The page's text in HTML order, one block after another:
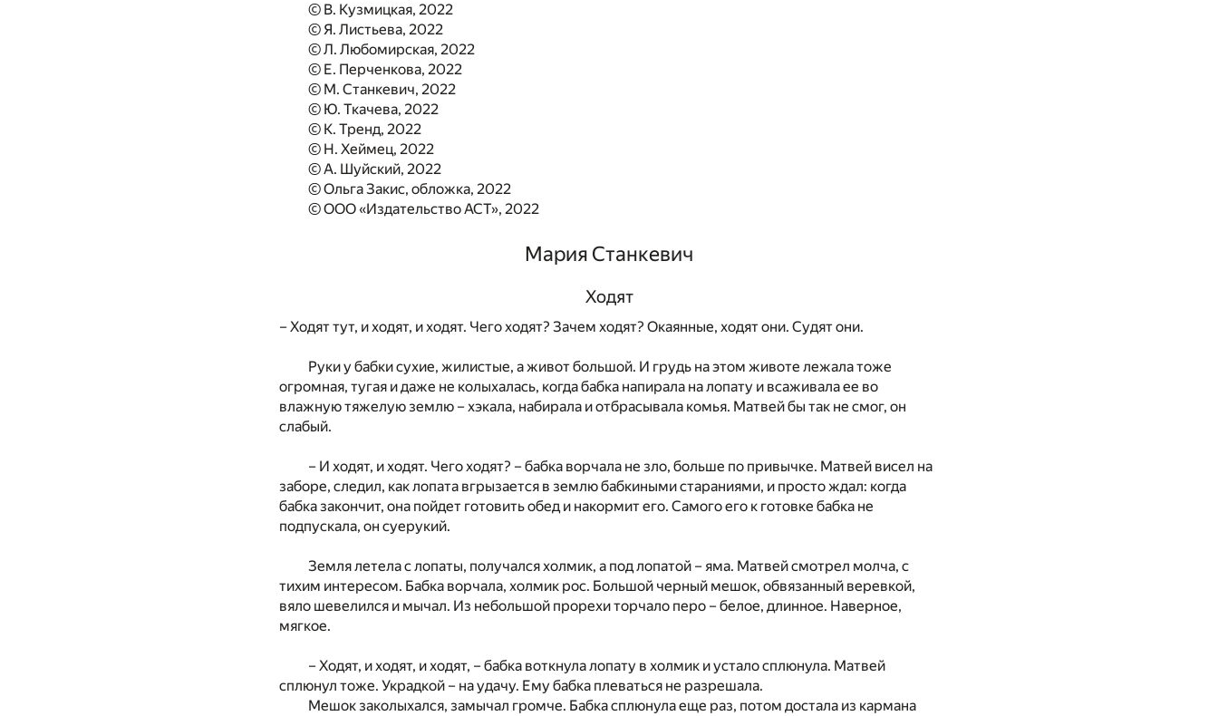
© В. Кузмицкая, 2022
© Я. Листьева, 2022
© Л. Любомирская, 2022
© Е. Перченкова, 2022
© М. Станкевич, 2022
© Ю. Ткачева, 2022
© К. Тренд, 2022
© Н. Хеймец, 2022
© А. Шуйский, 2022
© Ольга Закис, обложка, 2022
© ООО «Издательство АСТ», 2022
Мария Станкевич
Ходят
– Ходят тут, и ходят, и ходят. Чего ходят? Зачем ходят? Окаянные, ходят они. Судят они.
Руки у бабки сухие, жилистые, а живот большой. И грудь на этом животе лежала тоже
огромная, тугая и даже не колыхалась, когда бабка напирала на лопату и всаживала ее во
влажную тяжелую землю – хэкала, набирала и отбрасывала комья. Матвей бы так не смог, он
слабый.
– И ходят, и ходят. Чего ходят? – бабка ворчала не зло, больше по привычке. Матвей висел на
заборе, следил, как лопата вгрызается в землю бабкиными стараниями, и просто ждал: когда
бабка закончит, она пойдет готовить обед и накормит его. Самого его к готовке бабка не
подпускала, он суерукий.
Земля летела с лопаты, получался холмик, а под лопатой – яма. Матвей смотрел молча, с
тихим интересом. Бабка ворчала, холмик рос. Большой черный мешок, обвязанный веревкой,
вяло шевелился и мычал. Из небольшой прорехи торчало перо – белое, длинное. Наверное,
мягкое.
– Ходят, и ходят, и ходят, – бабка воткнула лопату в холмик и устало сплюнула. Матвей
сплюнул тоже. Украдкой – на удачу. Ему бабка плеваться не разрешала.
Мешок заколыхался, замычал громче. Бабка сплюнула еще раз, потом достала из кармана